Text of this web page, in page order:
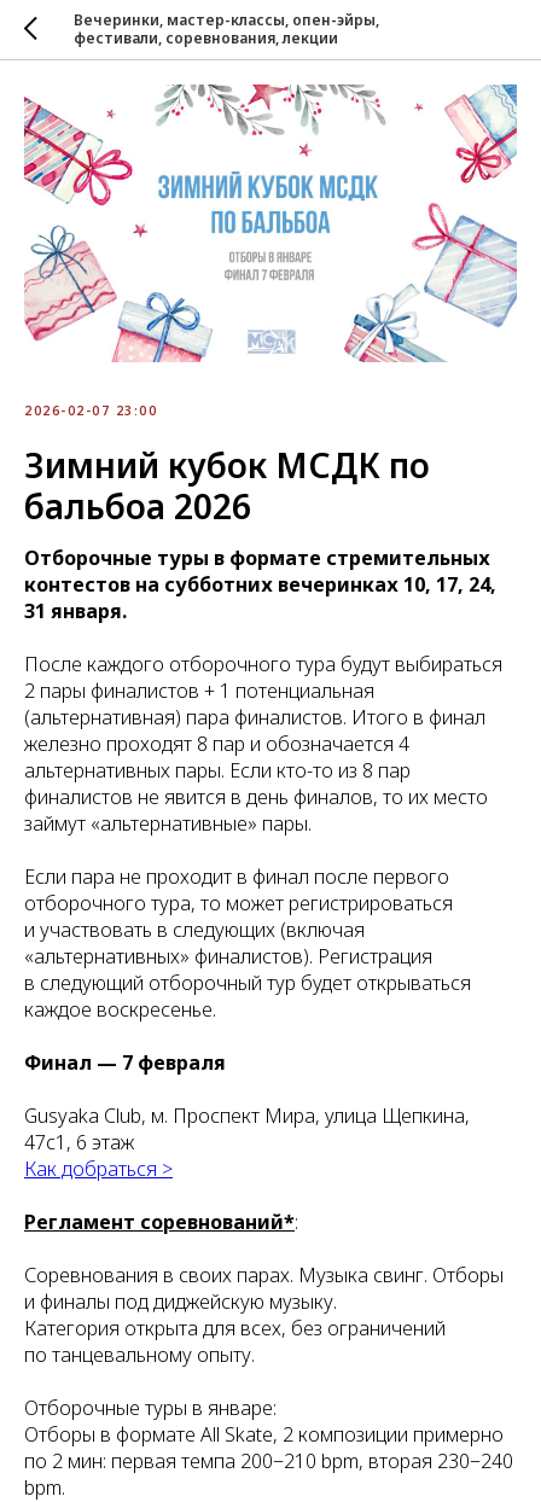
Вечеринки, мастер-классы, опен-эйры,
фестивали, соревнования, лекции
2026-02-07 23:00
Зимний кубок МСДК по
бальбоа 2026
Отборочные туры в формате стремительных
контестов на субботних вечеринках 10, 17, 24,
31 января.
После каждого отборочного тура будут выбираться
2 пары финалистов + 1 потенциальная
(альтернативная) пара финалистов. Итого в финал
железно проходят 8 пар и обозначается 4
альтернативных пары. Если кто-то из 8 пар
финалистов не явится в день финалов, то их место
займут «альтернативные» пары.
Если пара не проходит в финал после первого
отборочного тура, то может регистрироваться
и участвовать в следующих (включая
«альтернативных» финалистов). Регистрация
в следующий отборочный тур будет открываться
каждое воскресенье.
Финал — 7 февраля
Gusyaka Club, м. Проспект Мира, улица Щепкина,
47с1, 6 этаж
Как добраться >
Регламент соревнований*:
Соревнования в своих парах. Музыка свинг. Отборы
и финалы под диджейскую музыку.
Категория открыта для всех, без ограничений
по танцевальному опыту.
Отборочные туры в январе:
Отборы в формате All Skate, 2 композиции примерно
по 2 мин: первая темпа 200−210 bpm, вторая 230−240
bpm.